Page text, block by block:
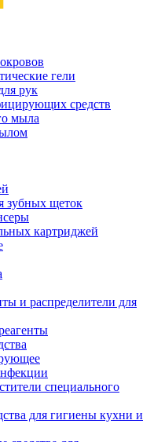
гели
рук
средств
мыла
зубных щеток
картриджей
и распределители для
специального
для гигиены кухни и